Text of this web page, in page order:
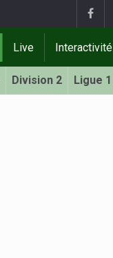
Live Interactivité
Division 2 Ligue 1